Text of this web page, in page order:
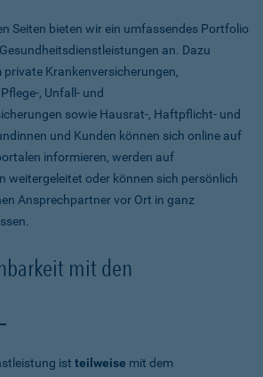
Seiten bieten wir ein umfassendes Portfolio
an. Dazu
Krankenversicherungen,
, Unfall- und
sowie Hausrat-, Haftpflicht- und
und Kunden können sich online auf
informieren, werden auf
weitergeleitet oder können sich persönlich
Ansprechpartner vor Ort in ganz
mit den
ist teilweise mit dem